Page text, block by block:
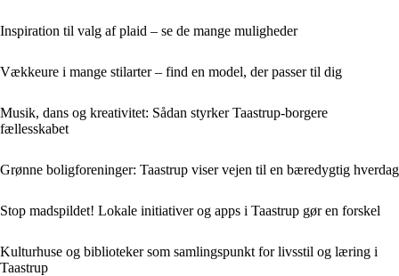
Inspiration til valg af plaid – se de mange muligheder
Vækkeure i mange stilarter – find en model, der passer til dig
Musik, dans og kreativitet: Sådan styrker Taastrup-borgere
fællesskabet
Grønne boligforeninger: Taastrup viser vejen til en bæredygtig hverdag
Stop madspildet! Lokale initiativer og apps i Taastrup gør en forskel
Kulturhuse og biblioteker som samlingspunkt for livsstil og læring i
Taastrup